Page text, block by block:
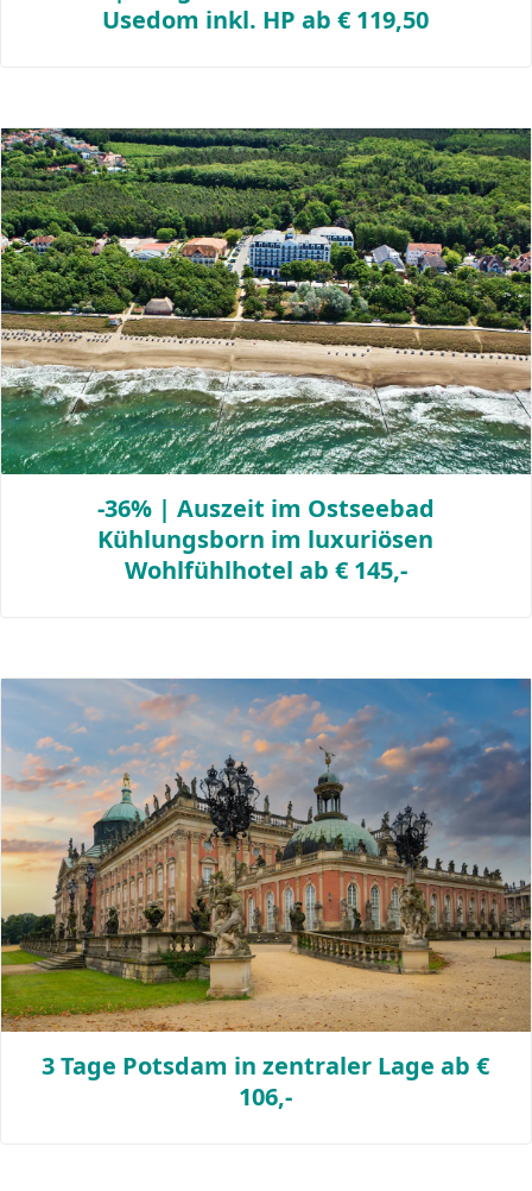
Usedom inkl. HP ab € 119,50
-36% | Auszeit im Ostseebad
Kühlungsborn im luxuriösen
Wohlfühlhotel ab € 145,-
3 Tage Potsdam in zentraler Lage ab €
106,-